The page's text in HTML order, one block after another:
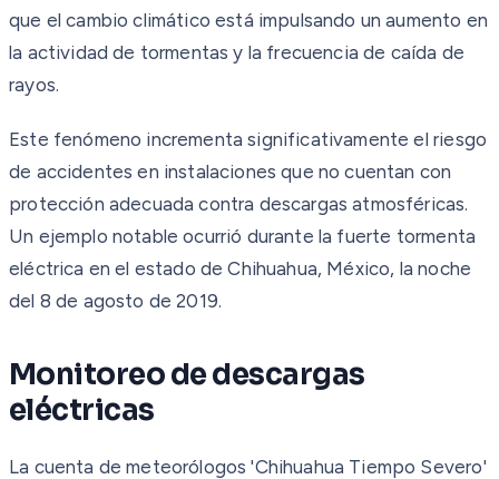
que el cambio climático está impulsando un aumento en
la actividad de tormentas y la frecuencia de caída de
rayos.
Este fenómeno incrementa significativamente el riesgo
de accidentes en instalaciones que no cuentan con
protección adecuada contra descargas atmosféricas.
Un ejemplo notable ocurrió durante la fuerte tormenta
eléctrica en el estado de Chihuahua, México, la noche
del 8 de agosto de 2019.
Monitoreo de descargas
eléctricas
La cuenta de meteorólogos 'Chihuahua Tiempo Severo'